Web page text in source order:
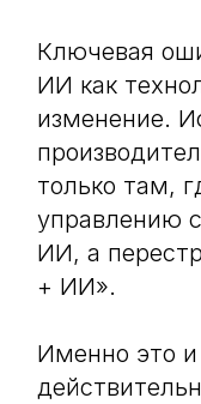
Ключевая
ИИ как
изменение.
только там,
управлению
ИИ, а
+ ИИ».
Именно это и